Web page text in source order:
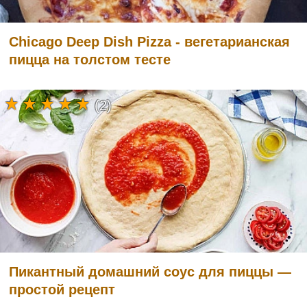
Chicago Deep Dish Pizza - вегетарианская
пицца на толстом тесте
Пикантный домашний соус для пиццы —
простой рецепт
(2)